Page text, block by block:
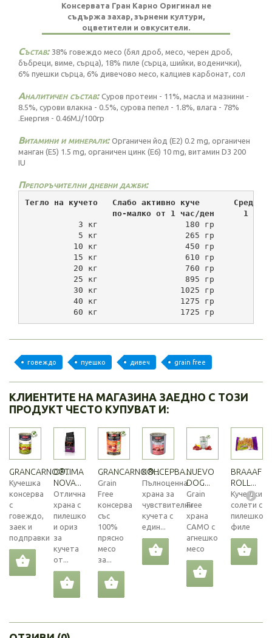
Консервата Гран Карно Оригинал не
съдържа захар, зърнени култури,
оцветители и овкусители.
Състав: 38% говеждо месо (бял дроб, месо, черен дроб,
бъбреци, виме, сърца), 18% пиле (сърца, шийки, воденички),
6% пуешки сърца, 6% дивечово месо, калциев карбонат, сол
Аналитичен състав: Суров протеин - 11%, масла и мазнини -
8.5%, сурови влакна - 0.5%, сурова пепел - 1.8%, влага - 78%
.Енергия - 0.46MJ/100гр
Витамини и минерали: Органичен йод (Е2) 0.2 mg, органичен
манган (Е5) 1.5 mg, органичен цинк (Е6) 10 mg, витамин D3 200
IU
Препоръчителни дневни дажби:
Тегло на кучето   Слабо активно куче       Средно
по-малко от 1 час/ден      1 - 3
3 кг                  180 гр
5 кг                  265 гр
10 кг                  450 гр
15 кг                  610 гр
20 кг                  760 гр
25 кг                  895 гр
30 кг                 1025 гр
40 кг                 1275 гр
60 кг                 1725 гр
говеждо пуешко дивеч grain free
КЛИЕНТИТЕ НА МАГАЗИНА ЗАЕДНО С ТОЗИ
ПРОДУКТ ЧЕСТО КУПУВАТ И:
GRANCARNO®...
Кучешка
консерва
с
говеждо,
заек и
подправки
OPTIMA
NOVA...
Отлична
храна с
пилешко
и ориз
за
кучета
от...
GRANCARNO®...
Grain
Free
консерва
със
100%
прясно
месо
за...
КОНСЕРВА...
Пълноценна
храна за
чувствителни
кучета с
един...
NUEVO
DOG...
Grain
Free
храна
САМО с
агнешко
месо
BRAAAF
ROLL...
Кучешки
солети с
пилешко
филе